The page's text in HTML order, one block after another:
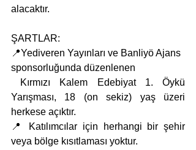
alacaktır.
ŞARTLAR:
📍Yediveren Yayınları ve Banliyö Ajans
sponsorluğunda düzenlenen
Yarışması, 18 (on sekiz) yaş üzeri
herkese açıktır.
📍 Katılımcılar için herhangi bir şehir
veya bölge kısıtlaması yoktur.